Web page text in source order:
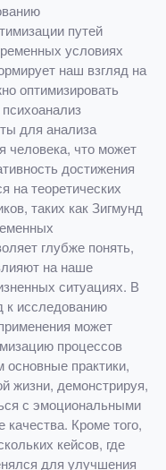
путей
условиях
наш взгляд на
оптимизировать
для анализа
человека, что может
достижения
на теоретических
таких как Зигмунд
глубже понять,
на наше
ситуациях. В
к исследованию
может
процессов
практики,
жизни, демонстрируя,
с эмоциональными
Кроме того,
кейсов, где
для улучшения